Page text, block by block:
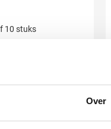
Over
10 stuks